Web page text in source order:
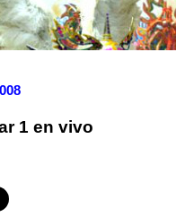
1 en vivo